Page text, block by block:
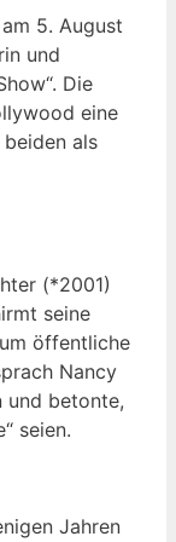
5. August
und
Die
eine
als
(*2001)
seine
öffentliche
Nancy
und betonte,
seien.
Jahren